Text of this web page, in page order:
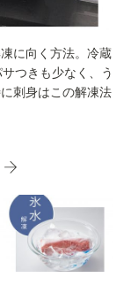
に向く方法。冷蔵
つきも少なく、う
刺身はこの解凍法